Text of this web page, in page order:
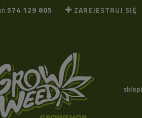
574 129 805 ZAREJESTRUJ SIĘ